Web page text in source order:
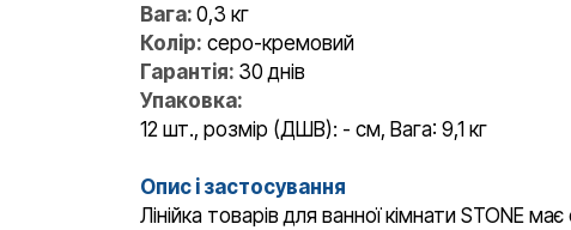
Вага: 0,3 кг
Колір: серо-кремовий
Гарантія: 30 днів
Упаковка:
12 шт., розмір (ДШВ): - см, Вага: 9,1 кг
Опис і застосування
Лінійка товарів для ванної кімнати STONE